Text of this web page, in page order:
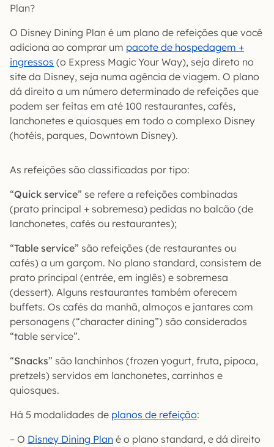
Plan?
O Disney Dining Plan é um plano de refeições que você
adiciona ao comprar um pacote de hospedagem +
ingressos (o Express Magic Your Way), seja direto no
site da Disney, seja numa agência de viagem. O plano
dá direito a um número determinado de refeições que
podem ser feitas em até 100 restaurantes, cafés,
lanchonetes e quiosques em todo o complexo Disney
(hotéis, parques, Downtown Disney).
As refeições são classificadas por tipo:
“Quick service” se refere a refeições combinadas
(prato principal + sobremesa) pedidas no balcão (de
lanchonetes, cafés ou restaurantes);
“Table service” são refeições (de restaurantes ou
cafés) a um garçom. No plano standard, consistem de
prato principal (entrée, em inglês) e sobremesa
(dessert). Alguns restaurantes também oferecem
buffets. Os cafés da manhã, almoços e jantares com
personagens (“character dining”) são considerados
“table service”.
“Snacks” são lanchinhos (frozen yogurt, fruta, pipoca,
pretzels) servidos em lanchonetes, carrinhos e
quiosques.
Há 5 modalidades de planos de refeição:
– O Disney Dining Plan é o plano standard, e dá direito